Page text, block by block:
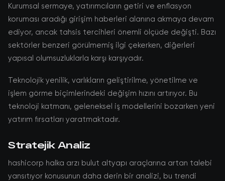
Kurumsal sermaye, yatırımcıların getiri ve enflasyon
koruması aradığı girişim haberleri alanına akmaya devam
ediyor, ancak tahsis tercihleri önemli ölçüde değişti. Bazı
sektörler benzeri görülmemiş ilgi çekerken, diğerleri
yapısal olumsuzluklarla karşı karşıyadır.
Teknolojik yenilik, varlıkların geliştirilme, yönetilme ve
işlem görme biçimlerindeki değişim hızını artırıyor. Bu
teknoloji katmanı, geleneksel iş modellerini bozarken yeni
yatırım fırsatları yaratmaktadır.
Stratejik Analiz
hashicorp halka arzı bulut altyapı araçlarına artan talebi
yansıtıyor konusunun daha derin bir analizi, bu trendi